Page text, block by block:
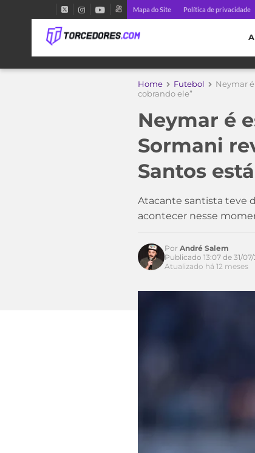
Mapa do Site Política de privacidade
Home Futebol
Neymar
cobrando ele”
Neymar é
Sormani
Santos
Atacante santista teve
acontecer nesse
Acesse o perfil do autor
Por André Salem
Publicado 13:07 de 31/
Atualizado há 12 meses